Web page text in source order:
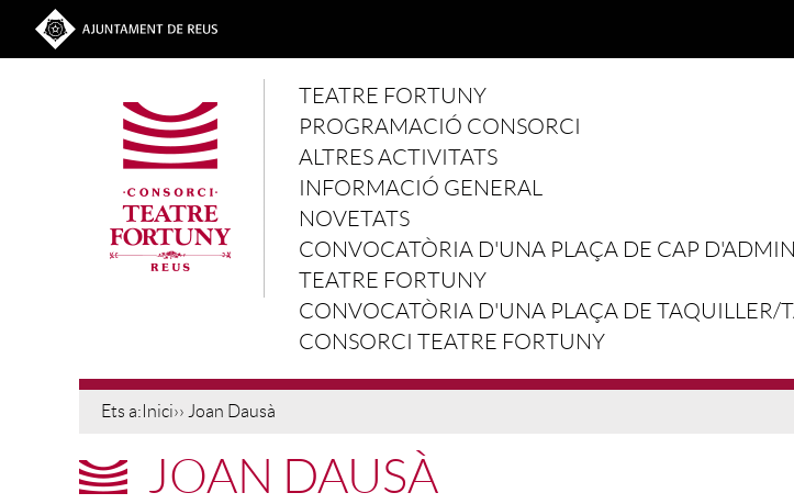
Vés al contingut
Ves a la web de l'Ajuntament de Reus
Main navigation
TEATRE FORTUNY
PROGRAMACIÓ CONSORCI
ALTRES ACTIVITATS
INFORMACIÓ GENERAL
NOVETATS
CONVOCATÒRIA D'UNA PLAÇA DE CAP
TEATRE FORTUNY
CONVOCATÒRIA D'UNA PLAÇA DE TAQUILLER/
CONSORCI TEATRE FORTUNY
Ets a: Inici›› Joan Dausà
JOAN DAUSÀ